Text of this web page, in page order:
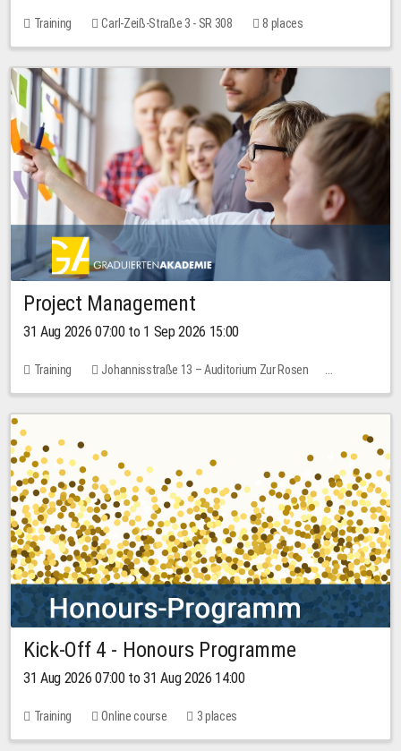
Training Carl-Zeiß-Straße 3 - SR 308 8 places
Project Management
31 Aug 2026 07:00 to 1 Sep 2026 15:00
Training
Johannisstraße 13 – Auditorium Zur Rosen
No free places
30.00 EUR
Kick-Off 4 - Honours Programme
31 Aug 2026 07:00 to 31 Aug 2026 14:00
Training Online course 3 places